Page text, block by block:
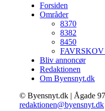
Forsiden
Områder
8370
8382
8450
Bliv annoncør
Redaktionen
Om Byensnyt.dk
© Byensnyt.dk | Ågade
redaktionen@byensnyt.dk